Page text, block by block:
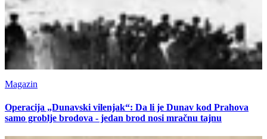
Magazin
Operacija „Dunavski vilenjak“: Da li je Dunav kod Prahova
samo groblje brodova - jedan brod nosi mračnu tajnu